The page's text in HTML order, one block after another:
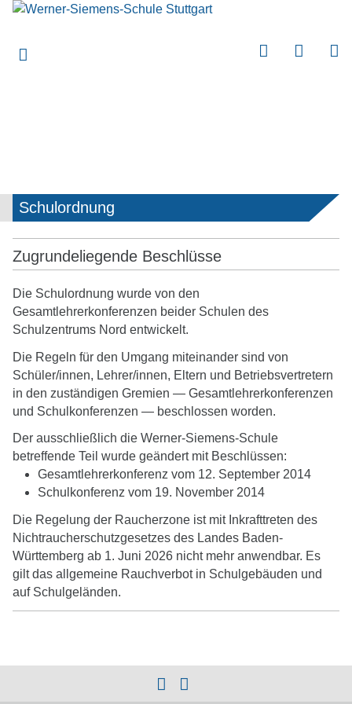
Schulordnung
Zugrundeliegende Beschlüsse
Die Schulordnung wurde von den
Gesamtlehrerkonferenzen beider Schulen des
Schulzentrums Nord entwickelt.
Die Regeln für den Umgang miteinander sind von
Schüler/innen, Lehrer/innen, Eltern und Betriebsvertretern
in den zuständigen Gremien — Gesamtlehrerkonferenzen
und Schulkonferenzen — beschlossen worden.
Der ausschließlich die Werner-Siemens-Schule
betreffende Teil wurde geändert mit Beschlüssen:
Gesamtlehrerkonferenz vom 12. September 2014
Schulkonferenz vom 19. November 2014
Die Regelung der Raucherzone ist mit Inkrafttreten des
Nichtraucherschutzgesetzes des Landes Baden-
Württemberg ab 1. Juni 2026 nicht mehr anwendbar. Es
gilt das allgemeine Rauchverbot in Schulgebäuden und
auf Schulgeländen.